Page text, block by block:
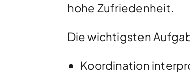
hohe Zufriedenheit.
Die wichtigsten
Koordination